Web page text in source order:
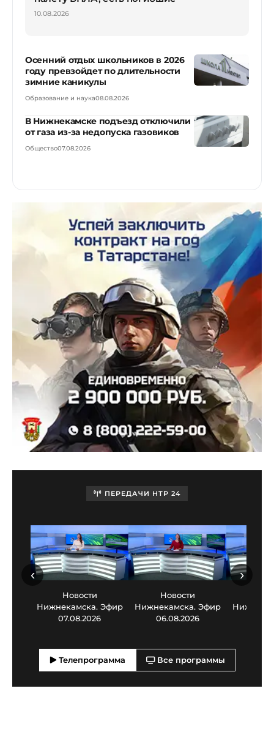
10.08.2026
Осенний отдых школьников в 2026
году превзойдет по длительности
зимние каникулы
Образование и наука08.08.2026
В Нижнекамске подъезд отключили
от газа из-за недопуска газовиков
Общество07.08.2026
ПЕРЕДАЧИ НТР 24
Новости
Нижнекамска. Эфир
07.08.2026
Новости
Нижнекамска. Эфир
06.08.2026
‹ ›
Телепрограмма Все программы